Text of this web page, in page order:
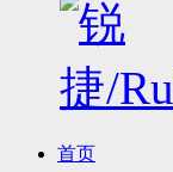
首页